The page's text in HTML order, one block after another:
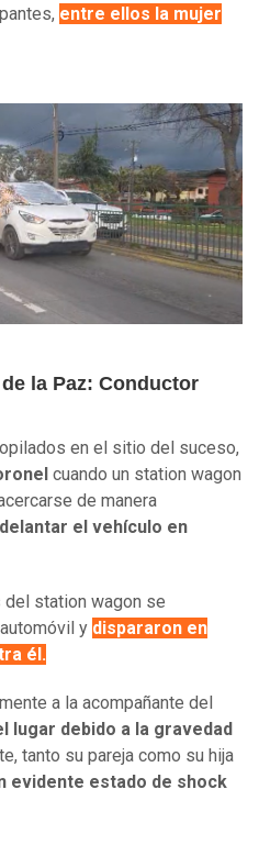
entre ellos la mujer
la Paz: Conductor
en el sitio del suceso,
cuando un station wagon
de manera
el vehículo en
station wagon se
y dispararon en
él.
a la acompañante del
lugar debido a la gravedad
tanto su pareja como su hija
evidente estado de shock